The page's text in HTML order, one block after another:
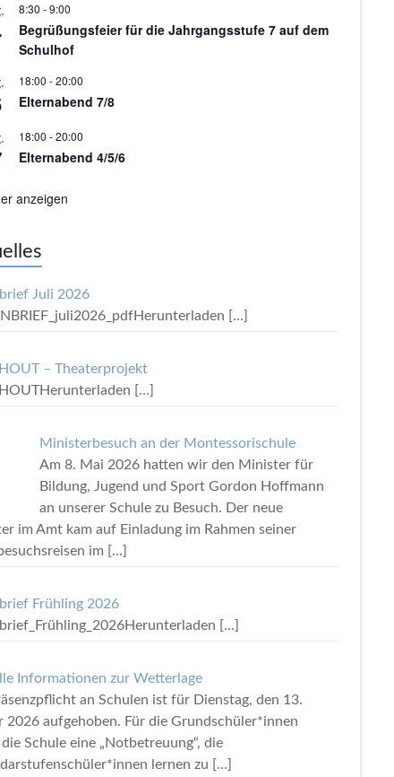
8:30 -9:00
Begrüßungsfeier für die Jahrgangsstufe 7 auf dem
Schulhof
18:00 -20:00
Elternabend 7/8
18:00 -20:00
Elternabend 4/5/6
anzeigen
Juli 2026
[…]
– Theaterprojekt
[…]
Ministerbesuch an der Montessorischule
Am 8. Mai 2026 hatten wir den Minister für
Bildung, Jugend und Sport Gordon Hoffmann
an unserer Schule zu Besuch. Der neue
im Amt kam auf Einladung im Rahmen seiner
im
[…]
Frühling 2026
[…]
Informationen zur Wetterlage
an Schulen ist für Dienstag, den 13.
2026 aufgehoben. Für die Grundschüler*innen
Schule eine „Notbetreuung“, die
lernen zu
[…]